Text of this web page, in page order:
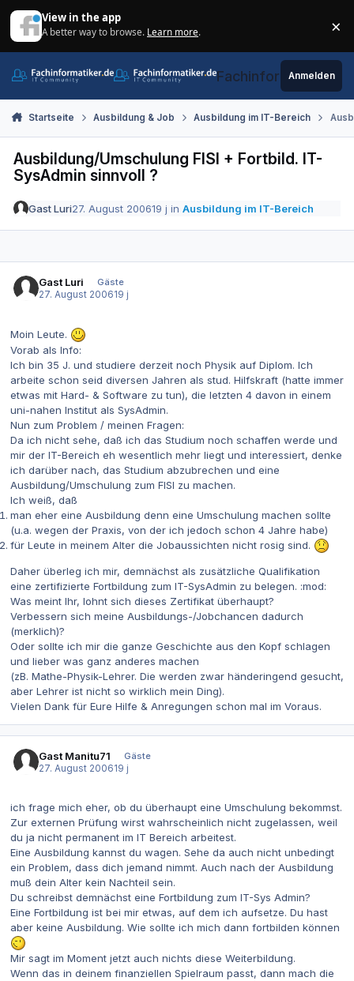
View in the app
A better way to browse. Learn more. ×
Fachinformatiker.de
Anmelden
Startseite Ausbildung & Job Ausbildung im IT-Bereich
Ausbildung/Umschulung FISI + Fortbild. IT-
SysAdmin sinnvoll ?
Gast Luri27. August 200619 j inAusbildung im IT-Bereich
Gast Luri
Gäste
27. August 200619 j
Moin Leute.
Vorab als Info:
Ich bin 35 J. und studiere derzeit noch Physik auf Diplom. Ich
arbeite schon seid diversen Jahren als stud. Hilfskraft (hatte immer
etwas mit Hard- & Software zu tun), die letzten 4 davon in einem
uni-nahen Institut als SysAdmin.
Nun zum Problem / meinen Fragen:
Da ich nicht sehe, daß ich das Studium noch schaffen werde und
mir der IT-Bereich eh wesentlich mehr liegt und interessiert, denke
ich darüber nach, das Studium abzubrechen und eine
Ausbildung/Umschulung zum FISI zu machen.
Ich weiß, daß
man eher eine Ausbildung denn eine Umschulung machen sollte
(u.a. wegen der Praxis, von der ich jedoch schon 4 Jahre habe)
für Leute in meinem Alter die Jobaussichten nicht rosig sind.
Daher überleg ich mir, demnächst als zusätzliche Qualifikation
eine zertifizierte Fortbildung zum IT-SysAdmin zu belegen. :mod:
Was meint Ihr, lohnt sich dieses Zertifikat überhaupt?
Verbessern sich meine Ausbildungs-/Jobchancen dadurch
(merklich)?
Oder sollte ich mir die ganze Geschichte aus den Kopf schlagen
und lieber was ganz anderes machen
(zB. Mathe-Physik-Lehrer. Die werden zwar händeringend gesucht,
aber Lehrer ist nicht so wirklich mein Ding).
Vielen Dank für Eure Hilfe & Anregungen schon mal im Voraus.
Gast Manitu71
Gäste
27. August 200619 j
ich frage mich eher, ob du überhaupt eine Umschulung bekommst.
Zur externen Prüfung wirst wahrscheinlich nicht zugelassen, weil
du ja nicht permanent im IT Bereich arbeitest.
Eine Ausbildung kannst du wagen. Sehe da auch nicht unbedingt
ein Problem, dass dich jemand nimmt. Auch nach der Ausbildung
muß dein Alter kein Nachteil sein.
Du schreibst demnächst eine Fortbildung zum IT-Sys Admin?
Eine Fortbildung ist bei mir etwas, auf dem ich aufsetze. Du hast
aber keine Ausbildung. Wie sollte ich mich dann fortbilden können
Mir sagt im Moment jetzt auch nichts diese Weiterbildung.
Wenn das in deinem finanziellen Spielraum passt, dann mach die